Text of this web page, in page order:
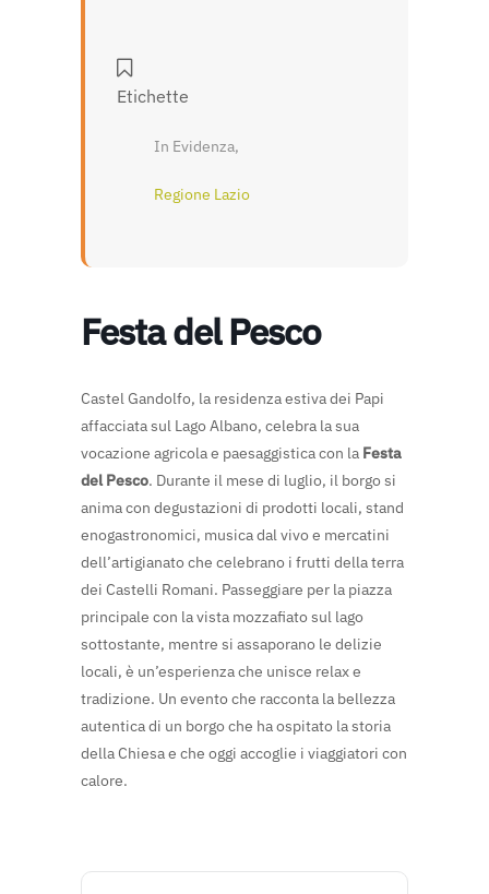
Etichette
In Evidenza,
Regione Lazio
Festa del Pesco
Castel Gandolfo, la residenza estiva dei Papi
affacciata sul Lago Albano, celebra la sua
vocazione agricola e paesaggistica con la Festa
del Pesco. Durante il mese di luglio, il borgo si
anima con degustazioni di prodotti locali, stand
enogastronomici, musica dal vivo e mercatini
dell’artigianato che celebrano i frutti della terra
dei Castelli Romani. Passeggiare per la piazza
principale con la vista mozzafiato sul lago
sottostante, mentre si assaporano le delizie
locali, è un’esperienza che unisce relax e
tradizione. Un evento che racconta la bellezza
autentica di un borgo che ha ospitato la storia
della Chiesa e che oggi accoglie i viaggiatori con
calore.